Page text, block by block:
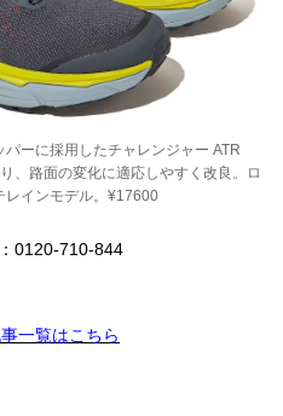
ーに採用したチャレンジャー ATR
、路面の変化に適応しやすく改良。ロ
レインモデル。¥17600
0120-710-844
一覧はこちら